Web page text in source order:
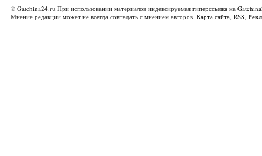
© Gatchina24.ru При использовании материалов индексируемая гиперссылка на
Мнение редакции может не всегда совпадать с мнением авторов. Карта сайта, RSS,